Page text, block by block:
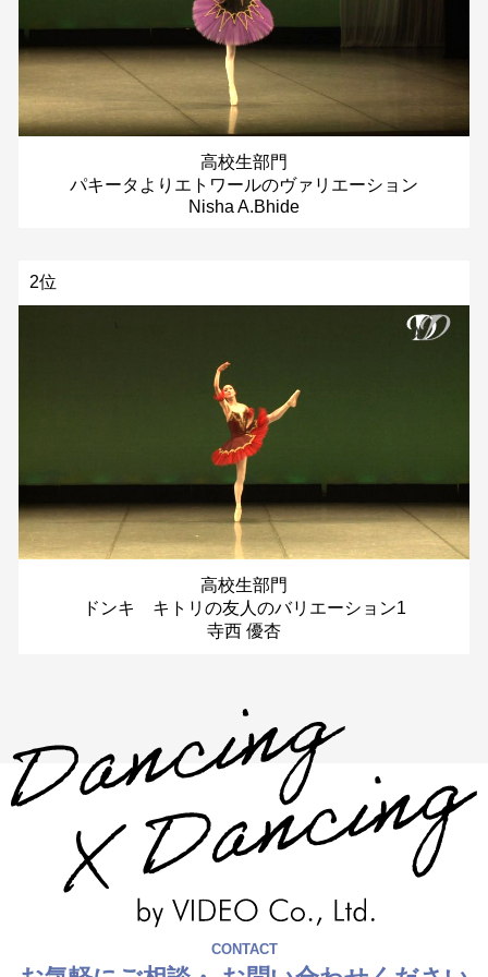
高校生部門
パキータよりエトワールのヴァリエーション
Nisha A.Bhide
2位
高校生部門
ドンキ キトリの友人のバリエーション1
寺西 優杏
CONTACT